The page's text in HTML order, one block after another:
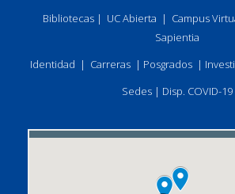
Bibliotecas| UC Abierta | Campus
Sapientia
Identidad | Carreras | Posgrados |
Sedes | Disp. COVID-19